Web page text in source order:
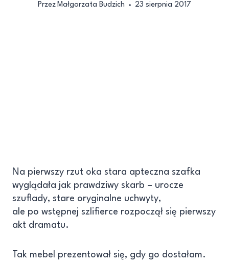
Przez Małgorzata Budzich 23 sierpnia 2017
Na pierwszy rzut oka stara apteczna szafka
wyglądała jak prawdziwy skarb – urocze
szuflady, stare oryginalne uchwyty,
ale po wstępnej szlifierce rozpoczął się pierwszy
akt dramatu.
Tak mebel prezentował się, gdy go dostałam.